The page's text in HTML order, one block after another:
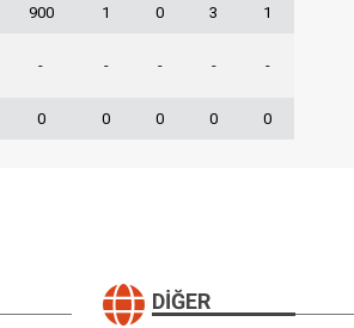
900 1 0 3 1
- - - - -
0 0 0 0 0
DIĞER